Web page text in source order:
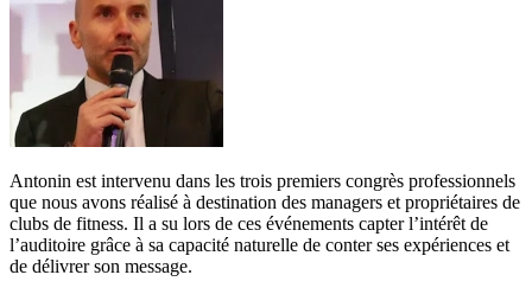
Antonin est intervenu dans les trois premiers congrès professionnels
que nous avons réalisé à destination des managers et propriétaires de
clubs de fitness. Il a su lors de ces événements capter l’intérêt de
l’auditoire grâce à sa capacité naturelle de conter ses expériences et
de délivrer son message.